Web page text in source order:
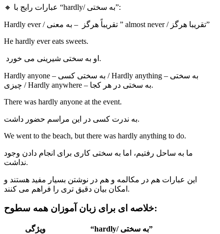
🔸 عبارات رایج با “hardly/ به سختی”:
Hardly ever / تقریباً هرگز – به معنی ” almost never / تقریبا هرگز”
He hardly ever eats sweets.
او به سختی شیرینی می خورد.
Hardly anyone – به سختی کسی / Hardly anything – به سختی
چیزی / Hardly anywhere – به سختی در هر کجا.
There was hardly anyone at the event.
به ندرت کسی در این مراسم حضور داشت.
We went to the beach, but there was hardly anything to do.
ما به ساحل رفتیم، اما به سختی کاری برای انجام دادن وجود
نداشت.
این عبارات هم در مکالمه و هم در نوشتن بسیار مفید هستند و
امکان بیان دقیق تری را فراهم می کنند.
خلاصه ای برای زبان آموزان همه سطوح:
ویژگی “hardly
/ به سختی”